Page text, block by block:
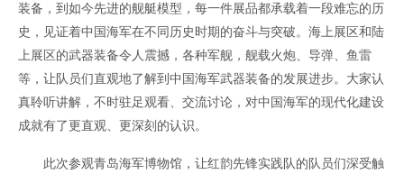
装备，到如今先进的舰艇模型，每一件展品都承载着一段难忘的历
史，见证着中国海军在不同历史时期的奋斗与突破。​海上展区和陆
上展区的武器装备令人震撼，各种军舰，舰载火炮、导弹、鱼雷
等，让队员们直观地了解到中国海军武器装备的发展进步。大家认
真聆听讲解，不时驻足观看、交流讨论，对中国海军的现代化建设
成就有了更直观、更深刻的认识。​
此次参观青岛海军博物馆，让红韵先锋实践队的队员们深受触